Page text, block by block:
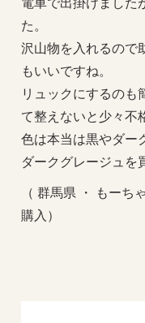
電車で出掛けました
た。
沢山物を入れるので
もいいですね。
リュックにするのも
て整えないと少々不
色は本当は黒やダー
ダークグレージュを
（ 群馬県 ・ もーち
購入）